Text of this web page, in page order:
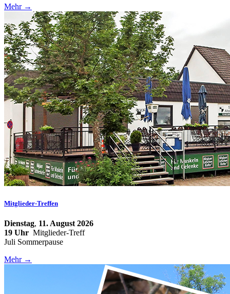
Mehr →
Mitglieder-Treffen
Dienstag, 11. August 2026
19 Uhr Mitglieder-Treff
Juli Sommerpause
Mehr →